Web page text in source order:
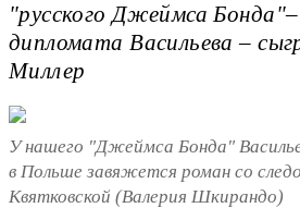
"русского Джеймса Бонда"–
дипломата Васильева –
Миллер
У нашего "Джеймса Бонда"
в Польше завяжется роман со
Квятковской (Валерия Шкирандо)